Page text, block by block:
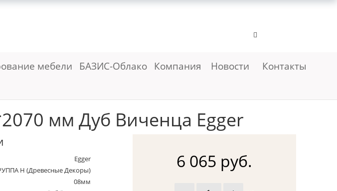
мебели БАЗИС-Облако Компания Новости Контакты
мм Дуб Виченца Egger
Egger
Н (Древесные Декоры)
08мм
6 065 руб.